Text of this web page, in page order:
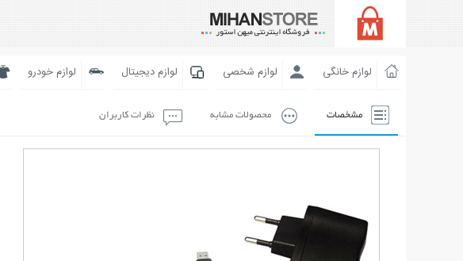
لوازم خانگی لوازم شخصی لوازم دیجیتال لوازم خودرو
مشخصات محصولات مشابه نظرات کاربران